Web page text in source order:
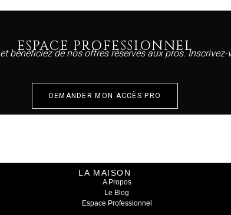
ESPACE PROFESSIONNEL
bénéficiez de nos offres réservés aux pros.
DEMANDER MON ACCÈS PRO
LA MAISON
A Propos
Le Blog
Espace Professionnel